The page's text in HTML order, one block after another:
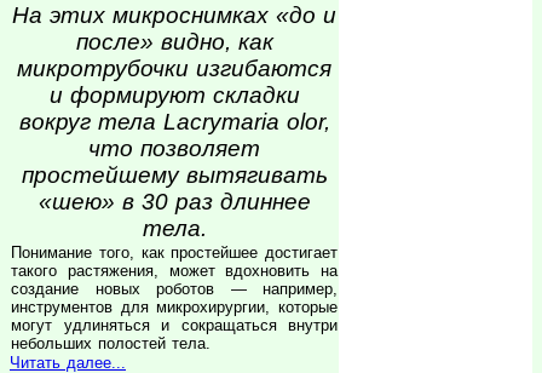
На этих микроснимках «до и
после» видно, как
микротрубочки изгибаются
и формируют складки
вокруг тела Lacrymaria olor,
что позволяет
простейшему вытягивать
«шею» в 30 раз длиннее
тела.
Понимание того, как простейшее достигает
такого растяжения, может вдохновить на
создание новых роботов — например,
инструментов для микрохирургии, которые
могут удлиняться и сокращаться внутри
небольших полостей тела.
Читать далее...